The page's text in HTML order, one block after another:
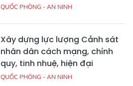
QUỐC PHÒNG - AN NINH
Xây dựng lực lượng Cảnh sát
nhân dân cách mạng, chính
quy, tinh nhuệ, hiện đại
QUỐC PHÒNG - AN NINH